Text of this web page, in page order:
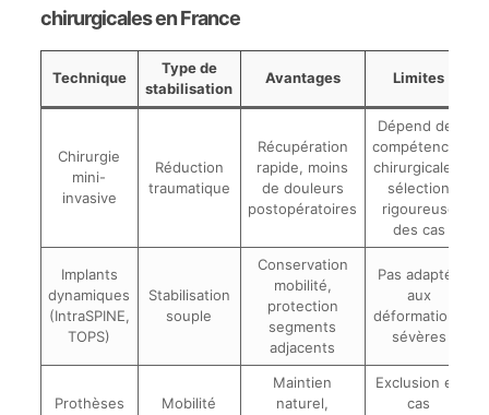
chirurgicales en France
Technique
Type de
stabilisation
Avantages Limites
Chirurgie
mini-
invasive
Réduction
traumatique
Récupération
rapide, moins
de douleurs
postopératoires
Dépend des
compétences
chirurgicales,
sélection
rigoureuse
des cas
Implants
dynamiques
(IntraSPINE,
TOPS)
Stabilisation
souple
Conservation
mobilité,
protection
segments
adjacents
Pas adaptés
aux
déformations
sévères
Prothèses
Mobilité
Maintien
naturel,
Exclusion en
cas